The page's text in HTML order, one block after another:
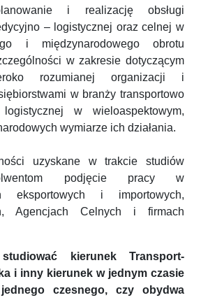
i realizację obsługi
– logistycznej oraz celnej w
i międzynarodowego obrotu
w zakresie dotyczącym
rozumianej organizacji i
w branży transportowo
w wieloaspektowym,
wymiarze ich działania.
uzyskane w trakcie studiów
podjęcie pracy w
eksportowych i importowych,
Agencjach Celnych i firmach
kierunek Transport-
i inny kierunek w jednym czasie
czesnego, czy obydwa